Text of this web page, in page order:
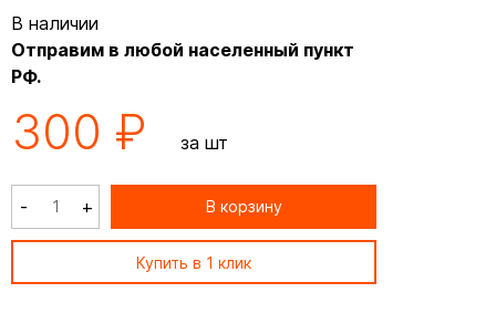
В наличии
Отправим в любой населенный пункт
РФ.
300 ₽ за шт
- + В корзину
Купить в 1 клик